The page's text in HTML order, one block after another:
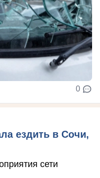
0
ездить в Сочи,
сети